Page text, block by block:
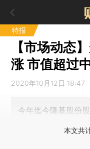
特报
【市场动态
涨 市值超过
2020年10月12日 18:47
今年迄今隆基股份
本文共